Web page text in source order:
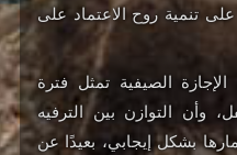
تنمية روح الاعتماد على
الصيفية تمثل فترة
التوازن بين الترفيه
بشكل إيجابي، بعيدًا عن